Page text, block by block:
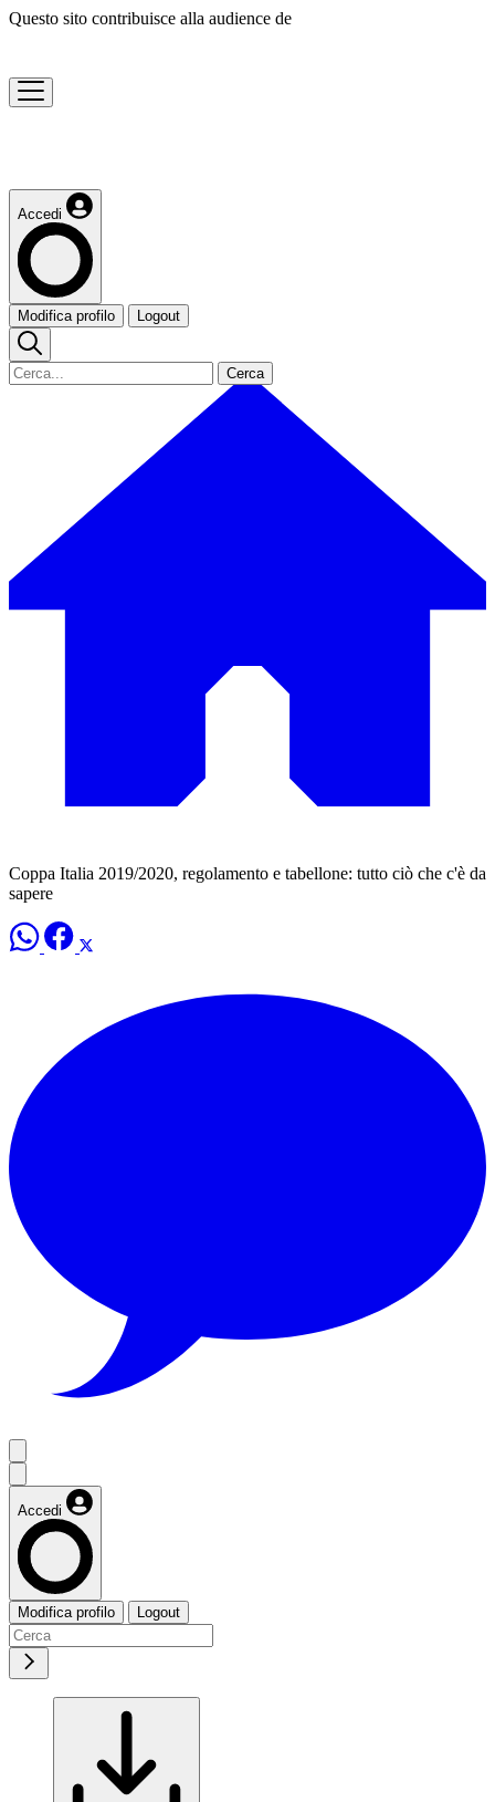
Questo sito contribuisce alla audience de
Accedi
Modifica profilo Logout
Cerca
Coppa Italia 2019/2020, regolamento e tabellone: tutto ciò che c'è da
sapere
Accedi
Modifica profilo Logout